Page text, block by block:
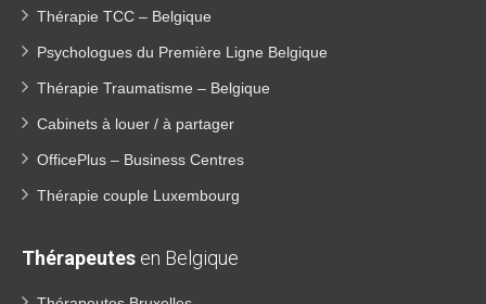
Thérapie TCC – Belgique
Psychologues du Première Ligne Belgique
Thérapie Traumatisme – Belgique
Cabinets à louer / à partager
OfficePlus – Business Centres
Thérapie couple Luxembourg
Thérapeutes en Belgique